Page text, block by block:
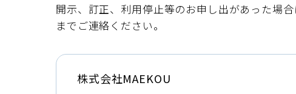
開示、訂正、利用停止等のお申し出があった場
までご連絡ください。
株式会社MAEKOU